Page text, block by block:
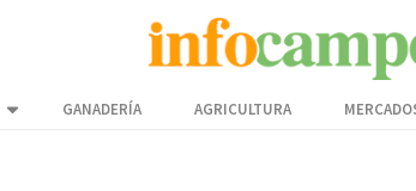
GANADERÍA AGRICULTURA